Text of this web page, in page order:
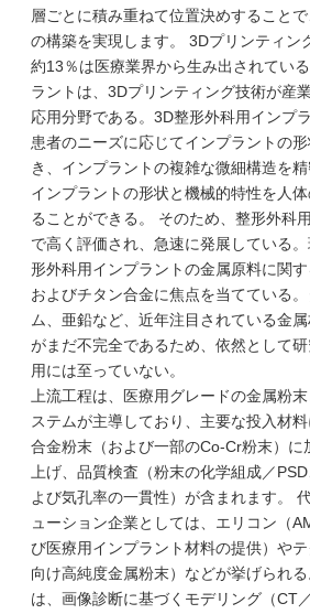
層ごとに積み重ねて位置決めすること
の構築を実現します。 3Dプリンティン
約13％は医療業界から生み出されてい
ラントは、3Dプリンティング技術が産
応用分野である。3D整形外科用インプ
患者のニーズに応じてインプラントの
き、インプラントの複雑な微細構造を精
インプラントの形状と機械的特性を人
ることができる。 そのため、整形外科
で高く評価され、急速に発展している
形外科用インプラントの金属原料に関
およびチタン合金に焦点を当てている
ム、亜鉛など、近年注目されている金
がまだ不完全であるため、依然として
用には至っていない。
上流工程は、医療用グレードの金属粉
ステムが主導しており、主要な投入材
合金粉末（および一部のCo-Cr粉末）に
上げ、品質検査（粉末の化学組成／
よび気孔率の一貫性）が含まれます。
ューション企業としては、エリコン（
び医療用インプラント材料の提供）や
向け高純度金属粉末）などが挙げられ
は、画像診断に基づくモデリング（CT